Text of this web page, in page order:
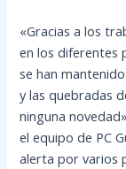
«Gracias a los
en los diferentes
se han
y las quebradas
ninguna
el equipo de PC
alerta por varios